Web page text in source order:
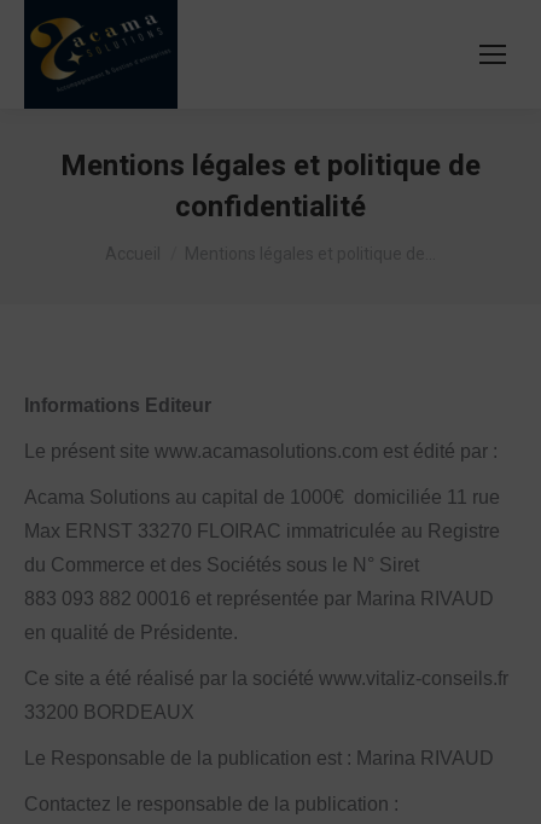
Mentions légales et politique de
confidentialité
Informations Editeur
Le présent site www.acamasolutions.com est édité par :
Acama Solutions au capital de 1000€ domiciliée 11 rue
Max ERNST 33270 FLOIRAC immatriculée au Registre
du Commerce et des Sociétés sous le N° Siret
883 093 882 00016 et représentée par Marina RIVAUD
en qualité de Présidente.
Ce site a été réalisé par la société www.vitaliz-conseils.fr
33200 BORDEAUX
Le Responsable de la publication est : Marina RIVAUD
Contactez le responsable de la publication :